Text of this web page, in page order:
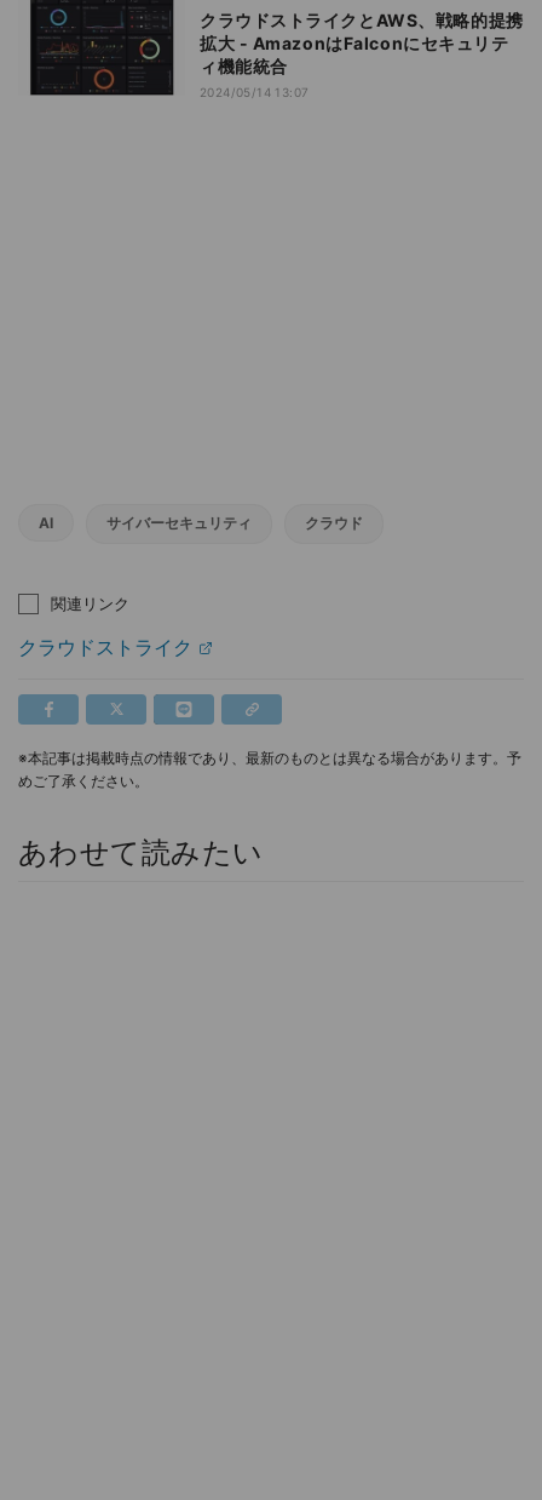
クラウドストライクとAWS、戦略的提携
拡大 - AmazonはFalconにセキュリテ
ィ機能統合
2024/05/14 13:07
AI サイバーセキュリティ クラウド
関連リンク
クラウドストライク
※本記事は掲載時点の情報であり、最新のものとは異なる場合があります。予
めご了承ください。
あわせて読みたい